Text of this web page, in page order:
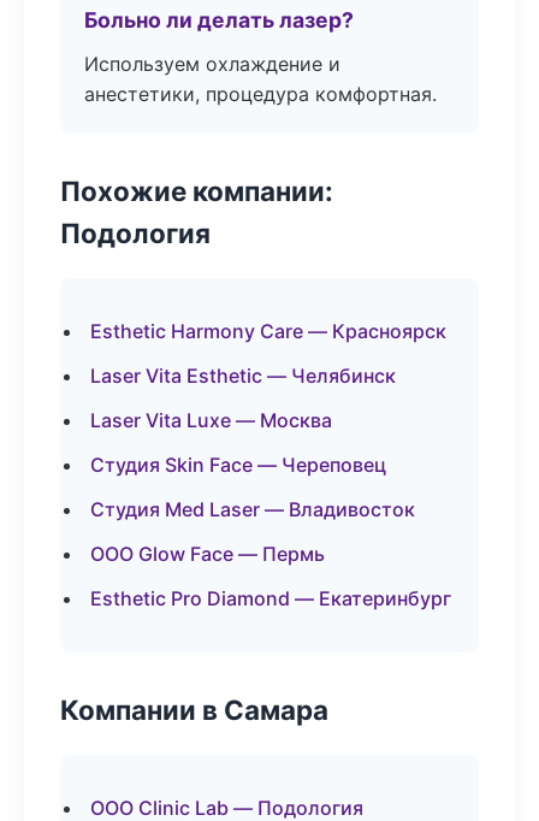
Больно ли делать лазер?
Используем охлаждение и
анестетики, процедура комфортная.
Похожие компании:
Подология
Esthetic Harmony Care — Красноярск
Laser Vita Esthetic — Челябинск
Laser Vita Luxe — Москва
Студия Skin Face — Череповец
Студия Med Laser — Владивосток
ООО Glow Face — Пермь
Esthetic Pro Diamond — Екатеринбург
Компании в Самара
ООО Clinic Lab — Подология